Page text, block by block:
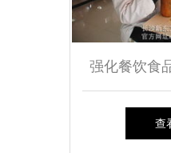
强化餐饮食
服务升级——
查